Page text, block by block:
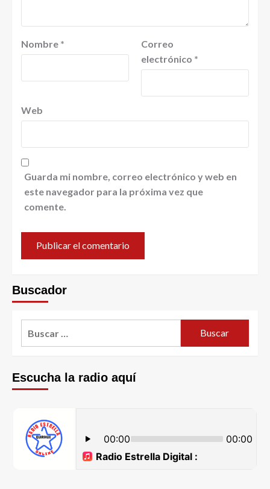
Nombre *
Correo
electrónico *
Web
Guarda mi nombre, correo electrónico y web en
este navegador para la próxima vez que
comente.
Buscador
Escucha la radio aquí